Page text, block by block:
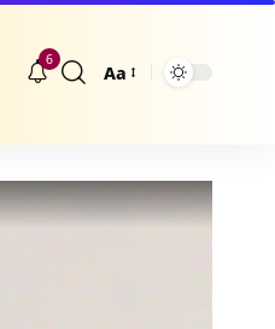
6
Größenänderung
Aa